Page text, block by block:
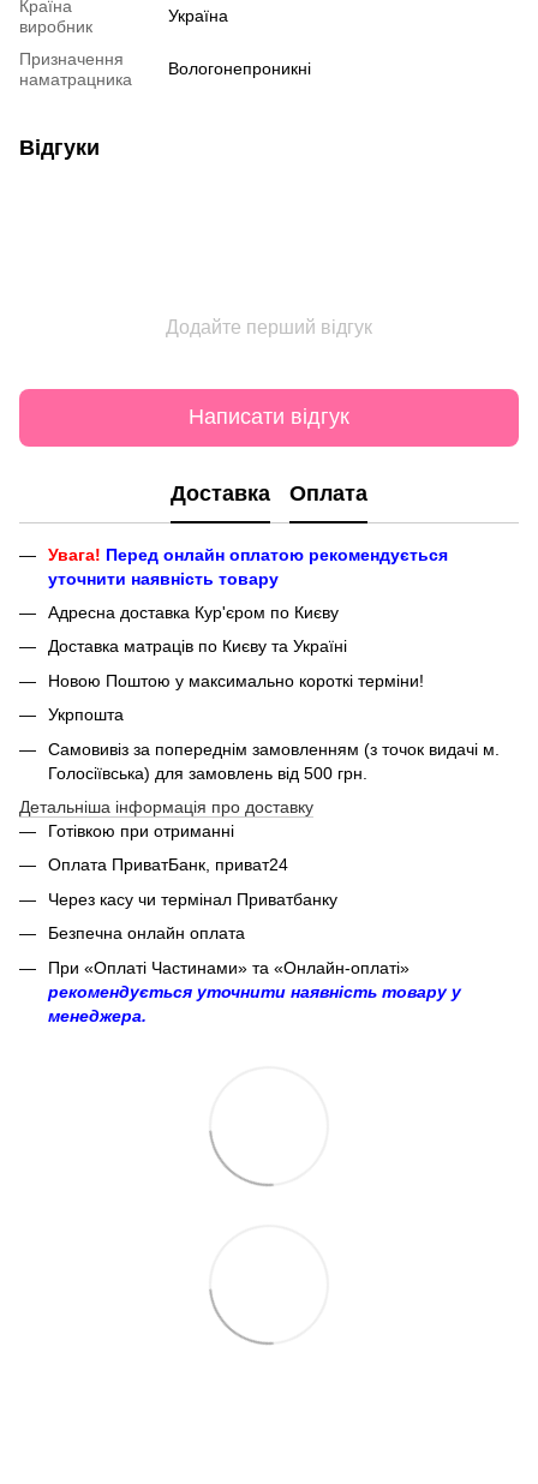
Країна
виробник
Україна
Призначення
наматрацника
Вологонепроникні
Відгуки
Додайте перший відгук
Написати відгук
Доставка Оплата
Увага! Перед онлайн оплатою рекомендується
уточнити наявність товару
Адресна доставка Кур'єром по Києву
Доставка матраців по Києву та Україні
Новою Поштою у максимально короткі терміни!
Укрпошта
Самовивіз за попереднім замовленням (з точок видачі м.
Голосіївська) для замовлень від 500 грн.
Детальніша інформація про доставку
Готівкою при отриманні
Оплата ПриватБанк, приват24
Через касу чи термінал Приватбанку
Безпечна онлайн оплата
При «Оплаті Частинами» та «Онлайн-оплаті»
рекомендується уточнити наявність товару у
менеджера.